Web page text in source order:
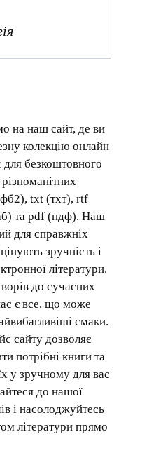
на наш сайт, де ви
колекцію онлайн
для безкоштовного
txt (тхт), rtf
та pdf (пдф). Наш
для справжніх
зручність і
літератури.
до сучасних
є все, що може
смаки.
сайту дозволяє
потрібні книги та
у зручному для вас
до нашої
і насолоджуйтесь
літератури прямо